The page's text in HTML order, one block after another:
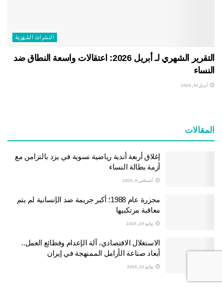
النشرات الشهریة
التقرير الشهري لـ أبريل 2026: اعتقالات واسعة النطاق ضد
النساء
أبريل 30, 2026
المقالات
إغلاق أربعة أندية رياضية نسوية في يزد بالتزامن مع
أزمة بطالة النساء
أغسطس 6, 2026
مجزرة عام 1988؛ أكبر جريمة ضد الإنسانية لم يتم
معاقبة مرتكبيها
يوليو 29, 2026
الاستغلال الاقتصادي، آلة الإعدام وفظائع العمل..
أبعاد صناعة الأرامل الممنهجة في إيران
يوليو 23, 2026